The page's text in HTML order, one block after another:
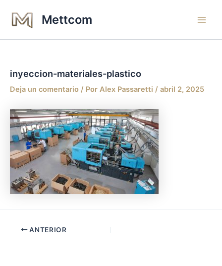
contenido
Mettcom
inyeccion-materiales-plastico
Deja un comentario / Por Alex Passaretti / abril 2, 2025
ANTERIOR